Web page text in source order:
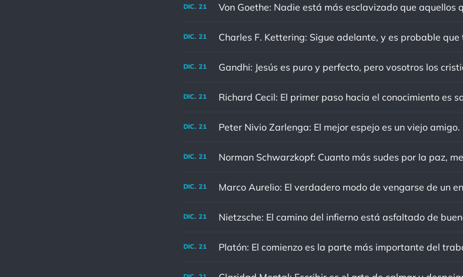
DIC. 21
DIC. 21
DIC. 21 Gandhi: Jesús es puro y perfecto, pero vosotros los
DIC. 21
DIC. 21 Peter Nivio Zarlenga: El mejor espejo es un viejo amigo.
DIC. 21
DIC. 21
DIC. 21 Nietzsche: El camino del infierno está asfaltado de
DIC. 21 Platón: El comienzo es la parte más importante del